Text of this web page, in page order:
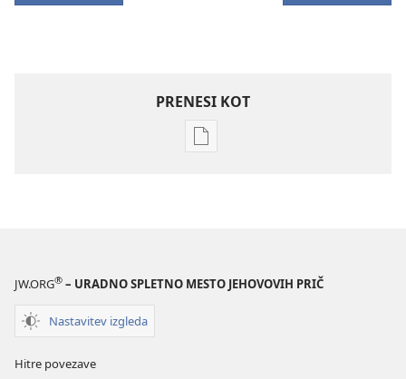
PRENESI KOT
Možnosti
–
JW.ORG® – URADNO SPLETNO MESTO JEHOVOVIH PRIČ
Nastavitev izgleda
Hitre povezave